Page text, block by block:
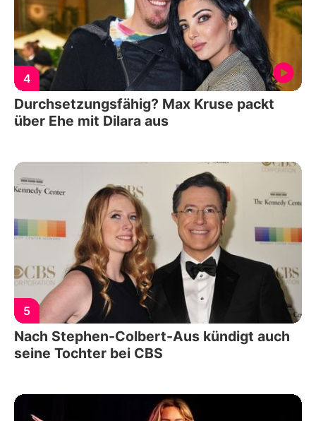
4
Durchsetzungsfähig? Max Kruse packt
über Ehe mit Dilara aus
5
Nach Stephen-Colbert-Aus kündigt auch
seine Tochter bei CBS